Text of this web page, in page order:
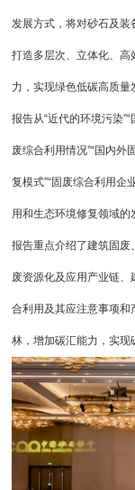
发展方式，将对砂石及装
打造多层次、立体化、
力，实现绿色低碳高质量
报告从“近代的环境污染
废综合利用情况”“国内外
复模式”“固废综合利用企
用和生态环境修复领域的
报告重点介绍了建筑固废
废资源化及应用产业链
合利用及其应注意事项
林，增加碳汇能力，实现